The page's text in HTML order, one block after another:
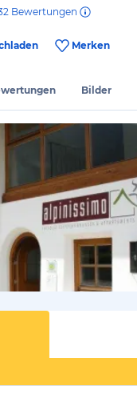
Bewertungen
Merken
Bilder